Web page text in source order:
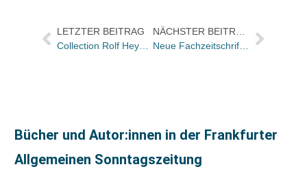
LETZTER BEITRAG
Collection Rolf Heyne startet Sachbuchreihe mit SPIEGEL-Titel zum Dalai Lama-Buch
Bücher und Autor:innen in der Frankfurter
Allgemeinen Sonntagszeitung